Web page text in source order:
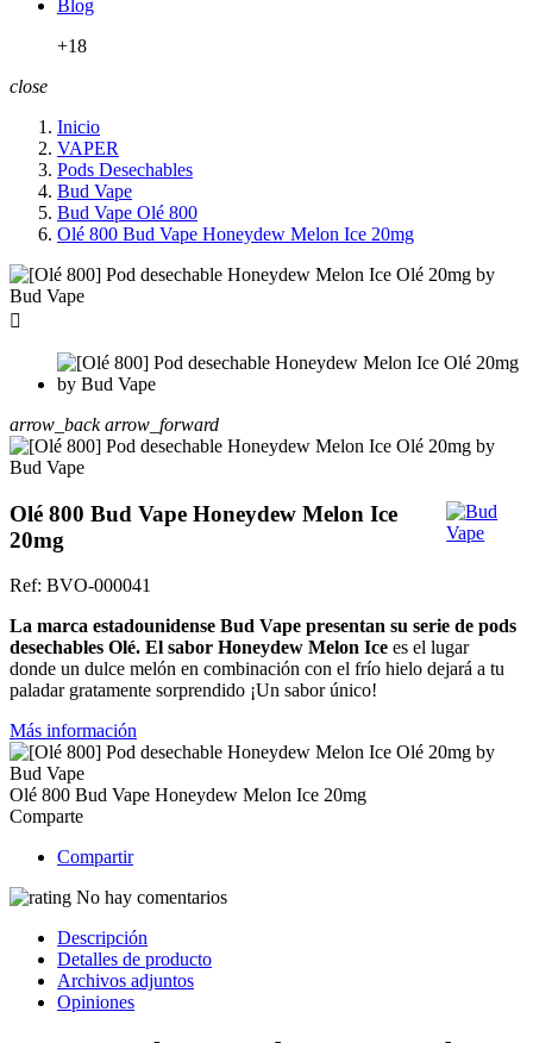
Blog
+18
close
Inicio
VAPER
Pods Desechables
Bud Vape
Bud Vape Olé 800
Olé 800 Bud Vape Honeydew Melon Ice 20mg

arrow_back arrow_forward
Olé 800 Bud Vape Honeydew Melon Ice
20mg
Ref: BVO-000041
La marca estadounidense Bud Vape presentan su serie de pods
desechables Olé. El sabor Honeydew Melon Ice es el lugar
donde un dulce melón en combinación con el frío hielo dejará a tu
paladar gratamente sorprendido ¡Un sabor único!
Más información
Olé 800 Bud Vape Honeydew Melon Ice 20mg
Comparte
Compartir
No hay comentarios
Descripción
Detalles de producto
Archivos adjuntos
Opiniones